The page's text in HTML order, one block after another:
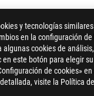
y tecnologías
en la configuración
cookies de
este botón para elegir
de cookies»
visite la Política